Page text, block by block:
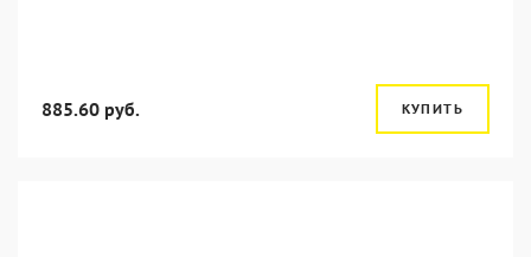
885.60 руб. КУПИТЬ